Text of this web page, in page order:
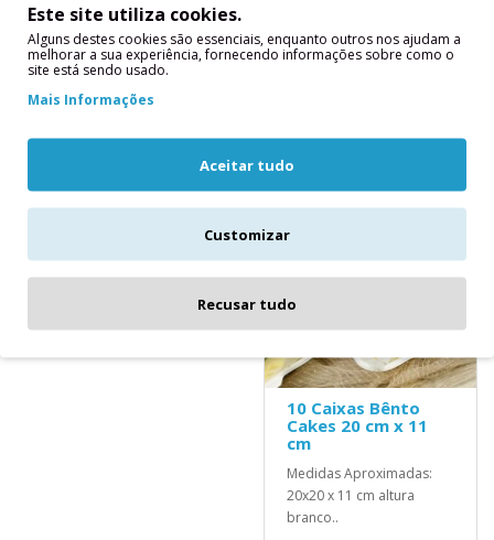
fantásticos recheados
com esta prática
forma.Lavar à
mão Medidas Aprox..
14,20€
2,20€
10 Caixas Bênto
Cakes 20 cm x 11
cm
Medidas Aproximadas:
20x20 x 11 cm altura
branco..
Este site utiliza cookies.
Alguns destes cookies são essenciais, enquanto outros nos ajudam a
melhorar a sua experiência, fornecendo informações sobre como o
site está sendo usado.
Mais Informações
Aceitar tudo
Customizar
Recusar tudo